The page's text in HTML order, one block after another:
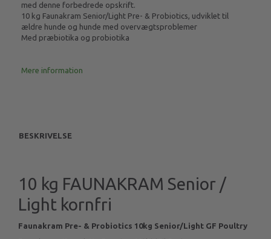
med denne forbedrede opskrift.
10 kg Faunakram Senior/Light Pre- & Probiotics, udviklet til
ældre hunde og hunde med overvægtsproblemer
Med præbiotika og probiotika
Mere information
BESKRIVELSE
10 kg FAUNAKRAM Senior /
Light kornfri
Faunakram Pre- & Probiotics 10kg Senior/Light GF Poultry